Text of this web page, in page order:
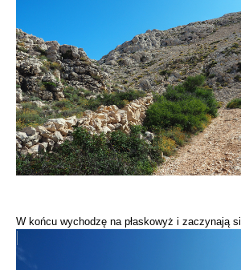
W końcu wychodzę na płaskowyż i zaczynają